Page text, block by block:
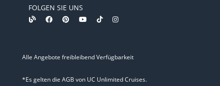
FOLGEN SIE UNS
Alle Angebote freibleibend Verfügbarkeit
*Es gelten die AGB von UC Unlimited Cruises.